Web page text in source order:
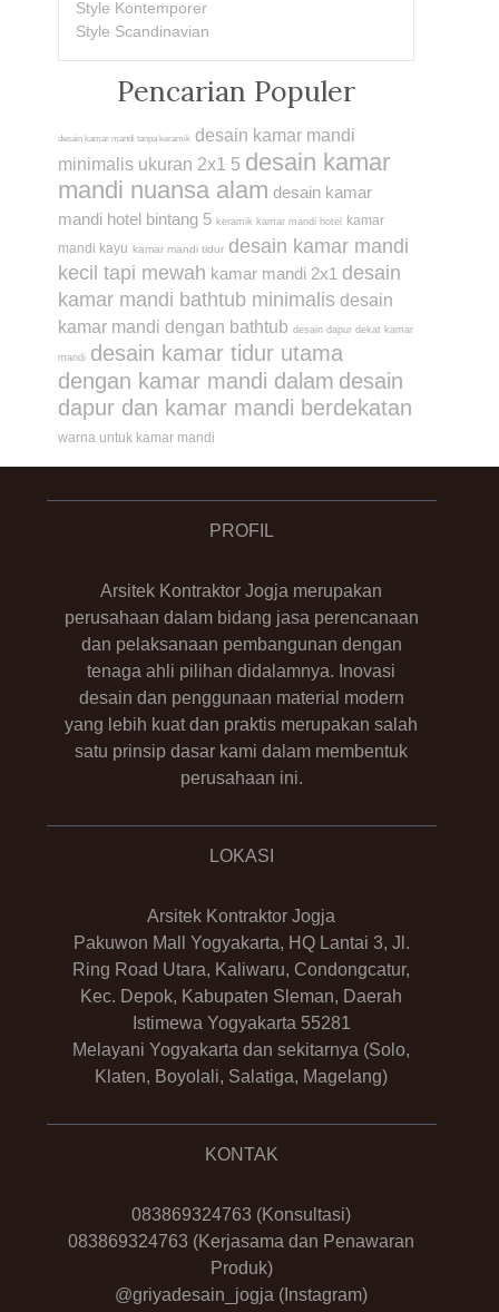
Style Kontemporer
Style Scandinavian
Pencarian Populer
desain kamar mandi tanpa keramik desain kamar mandi
minimalis ukuran 2x1 5 desain kamar
mandi nuansa alam desain kamar
mandi hotel bintang 5 keramik kamar mandi hotel
kamar
mandi kayu kamar mandi tidur desain kamar mandi
kecil tapi mewah kamar mandi 2x1 desain
kamar mandi bathtub minimalis desain
kamar mandi dengan bathtub desain dapur dekat kamar
mandi desain kamar tidur utama
dengan kamar mandi dalam desain
dapur dan kamar mandi berdekatan
warna untuk kamar mandi
PROFIL
Arsitek Kontraktor Jogja merupakan
perusahaan dalam bidang jasa perencanaan
dan pelaksanaan pembangunan dengan
tenaga ahli pilihan didalamnya. Inovasi
desain dan penggunaan material modern
yang lebih kuat dan praktis merupakan salah
satu prinsip dasar kami dalam membentuk
perusahaan ini.
LOKASI
Arsitek Kontraktor Jogja
Pakuwon Mall Yogyakarta, HQ Lantai 3, Jl.
Ring Road Utara, Kaliwaru, Condongcatur,
Kec. Depok, Kabupaten Sleman, Daerah
Istimewa Yogyakarta 55281
Melayani Yogyakarta dan sekitarnya (Solo,
Klaten, Boyolali, Salatiga, Magelang)
KONTAK
083869324763 (Konsultasi)
083869324763 (Kerjasama dan Penawaran
Produk)
@griyadesain_jogja (Instagram)